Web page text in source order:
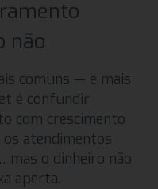
não
comuns — e mais
é confundir
com crescimento
atendimentos
mas o dinheiro não
aperta.